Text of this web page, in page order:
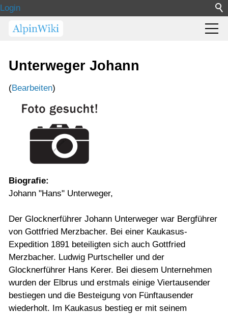
Login
Unterweger Johann
(Bearbeiten)
Biografie:
Johann "Hans" Unterweger,
Der Glocknerführer Johann Unterweger war Bergführer
von Gottfried Merzbacher. Bei einer Kaukasus-
Expedition 1891 beteiligten sich auch Gottfried
Merzbacher. Ludwig Purtscheller und der
Glocknerführer Hans Kerer. Bei diesem Unternehmen
wurden der Elbrus und erstmals einige Viertausender
bestiegen und die Besteigung von Fünftausender
wiederholt. Im Kaukasus bestieg er mit seinem